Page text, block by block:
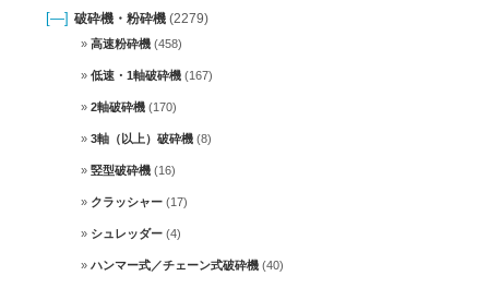
[—] 破砕機・粉砕機 (2279)
高速粉砕機 (458)
低速・1軸破砕機 (167)
2軸破砕機 (170)
3軸（以上）破砕機 (8)
竪型破砕機 (16)
クラッシャー (17)
シュレッダー (4)
ハンマー式／チェーン式破砕機 (40)